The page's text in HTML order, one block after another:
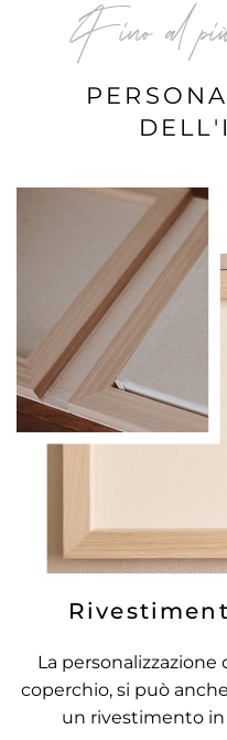
Fino al
La personalizzazione
coperchio, si può
un rivestimento